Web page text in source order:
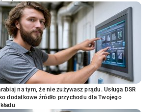
na tym, że nie zużywasz prądu. Usługa DSR
dodatkowe źródło przychodu dla Twojego